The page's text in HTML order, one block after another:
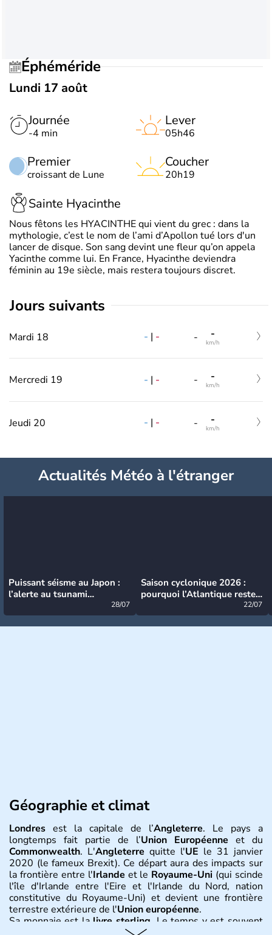
Éphéméride
Lundi 17 août
Journée
-4 min
Premier
croissant de Lune
Lever
05h46
Coucher
20h19
Sainte Hyacinthe
Nous fêtons les HYACINTHE qui vient du grec : dans la
mythologie, c’est le nom de l’ami d’Apollon tué lors d'un
lancer de disque. Son sang devint une fleur qu’on appela
Yacinthe comme lui. En France, Hyacinthe deviendra
féminin au 19e siècle, mais restera toujours discret.
jours suivants
Mardi 18 - | - - -
km/h
Mercredi 19 - | - - -
km/h
Jeudi 20 - | - - -
km/h
Actualités Météo à l'étranger
Puissant séisme au Japon :
l’alerte au tsunami
28/07
Saison cyclonique 2026 :
pourquoi l’Atlantique reste
22/07
Géographie et climat
Londres est la capitale de l’Angleterre. Le pays a
longtemps fait partie de l’Union Européenne et du
Commonwealth. L'Angleterre quitte l'UE le 31 janvier
2020 (le fameux Brexit). Ce départ aura des impacts sur
la frontière entre l'Irlande et le Royaume-Uni (qui scinde
l'île d'Irlande entre l'Eire et l'Irlande du Nord, nation
constitutive du Royaume-Uni) et devient une frontière
terrestre extérieure de l'Union européenne.
Sa monnaie est lalivre sterling . Le temps y est souvent
instable avec de nombreuses précipitations : il s’agit d’un